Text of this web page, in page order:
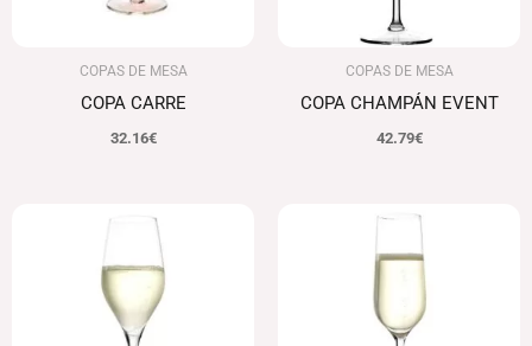
COPAS DE MESA
COPA CARRE
32.16€
COPAS DE MESA
COPA CHAMPÁN EVENT
42.79€